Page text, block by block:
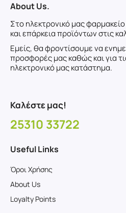
About Us.
Στο ηλεκτρονικό μας
και επάρκεια προϊόντων στις
Εμείς, θα φροντίσουμε να
προσφορές μας καθώς και για
ηλεκτρονικό μας κατάστημα.
Καλέστε μας!
25310 33722
Useful Links
Όροι Χρήσης
About Us
Loyalty Points